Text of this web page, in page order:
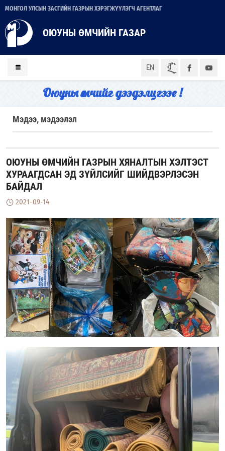
МОНГОЛ УЛСЫН ЗАСГИЙН ГАЗРЫН ХЭРЭГЖҮҮЛЭГЧ АГЕНТЛАГ
ОЮУНЫ ӨМЧИЙН ГАЗАР
EN ᠮᠣᠨ
Оюуны өмчийг дээдэлцгээе !
Мэдээ, мэдээлэл
ОЮУНЫ ӨМЧИЙН ГАЗРЫН ХЯНАЛТЫН ХЭЛТЭСТ
ХУРААГДСАН ЭД ЗҮЙЛСИЙГ ШИЙДВЭРЛЭСЭН
БАЙДАЛ
2021-09-14